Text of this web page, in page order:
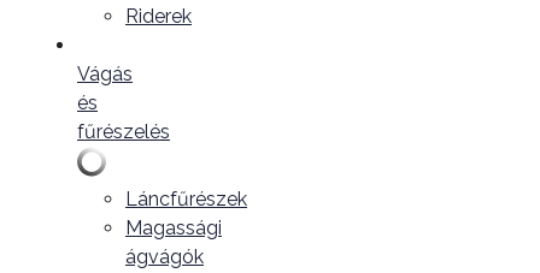
Riderek
Vágás
és
fűrészelés
Láncfűrészek
Magassági
ágvágók